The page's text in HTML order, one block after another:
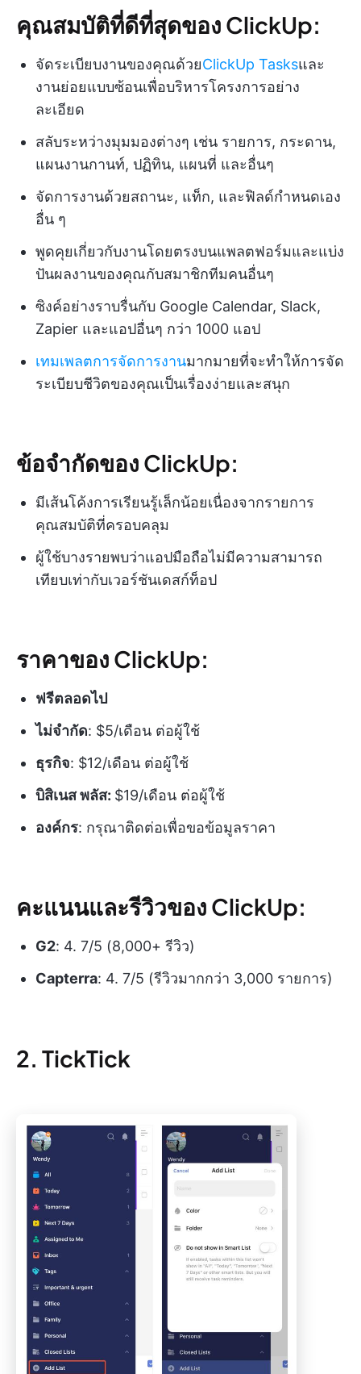
คุณสมบัติที่ดีที่สุดของ ClickUp:
จัดระเบียบงานของคุณด้วยClickUp Tasksและ
งานย่อยแบบซ้อนเพื่อบริหารโครงการอย่าง
ละเอียด
สลับระหว่างมุมมองต่างๆ เช่น รายการ, กระดาน,
แผนงานกานท์, ปฏิทิน, แผนที่ และอื่นๆ
จัดการงานด้วยสถานะ, แท็ก, และฟิลด์กำหนดเอง
อื่น ๆ
พูดคุยเกี่ยวกับงานโดยตรงบนแพลตฟอร์มและแบ่ง
ปันผลงานของคุณกับสมาชิกทีมคนอื่นๆ
ซิงค์อย่างราบรื่นกับ Google Calendar, Slack,
Zapier และแอปอื่นๆ กว่า 1000 แอป
เทมเพลตการจัดการงานมากมายที่จะทำให้การจัด
ระเบียบชีวิตของคุณเป็นเรื่องง่ายและสนุก
ข้อจำกัดของ ClickUp:
มีเส้นโค้งการเรียนรู้เล็กน้อยเนื่องจากรายการ
คุณสมบัติที่ครอบคลุม
ผู้ใช้บางรายพบว่าแอปมือถือไม่มีความสามารถ
เทียบเท่ากับเวอร์ชันเดสก์ท็อป
ราคาของ ClickUp:
ฟรีตลอดไป
ไม่จำกัด: $5/เดือน ต่อผู้ใช้
ธุรกิจ: $12/เดือน ต่อผู้ใช้
บิสิเนส พลัส: $19/เดือน ต่อผู้ใช้
องค์กร: กรุณาติดต่อเพื่อขอข้อมูลราคา
คะแนนและรีวิวของ ClickUp:
G2: 4. 7/5 (8,000+ รีวิว)
Capterra: 4. 7/5 (รีวิวมากกว่า 3,000 รายการ)
2. TickTick